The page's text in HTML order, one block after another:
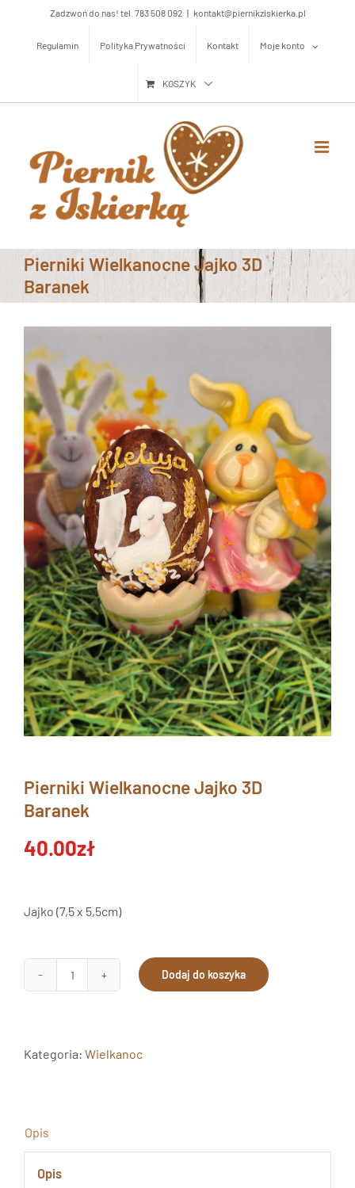
zawartości
Zadzwoń do nas! tel. 783 508 092 | kontakt@piernikziskierka.pl
Regulamin Polityka Prywatności Kontakt Moje konto
KOSZYK
Pierniki Wielkanocne Jajko 3D
Baranek
Pierniki Wielkanocne Jajko 3D
Baranek
40.00zł
Jajko (7,5 x 5,5cm)
ilość
Jajko
Dodaj do koszyka
Kategoria: Wielkanoc
Opis
Opis